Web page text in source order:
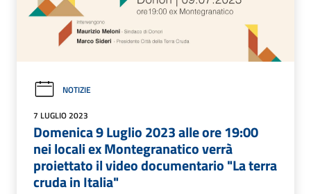
NOTIZIE
7 LUGLIO 2023
Domenica 9 Luglio 2023 alle ore 19:00
nei locali ex Montegranatico verrà
proiettato il video documentario "La terra
cruda in Italia"